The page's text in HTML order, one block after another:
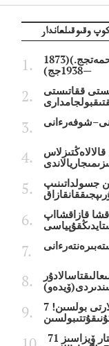
كوپ وقىوقىلعاندار
بايتۇرسىنۇلى، احمەت (1873—احمەتجج.)(1873
—1938جج)
ققاتىستى
جسولداتىنىپ
قازاقشااپ
7 مامىر - وتان وتاناۋشىلقورعاۋشىلارتى بولسىن!
قازاقستاندىقتار ۆيزاسىز 71